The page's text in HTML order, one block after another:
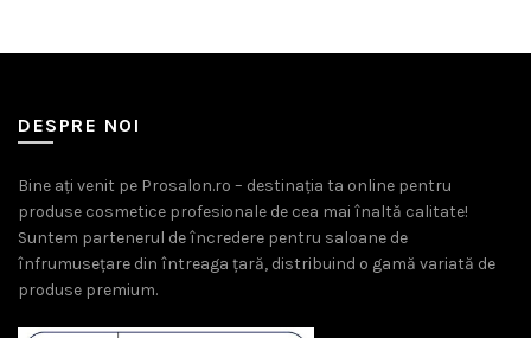
DESPRE NOI
Bine ați venit pe Prosalon.ro – destinația ta online pentru
produse cosmetice profesionale de cea mai înaltă calitate!
Suntem partenerul de încredere pentru saloane de
înfrumusețare din întreaga țară, distribuind o gamă variată de
produse premium.